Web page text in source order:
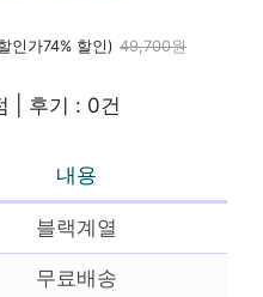
인가74% 할인) 49,700원
| 후기 : 0건
내용
블랙계열
무료배송